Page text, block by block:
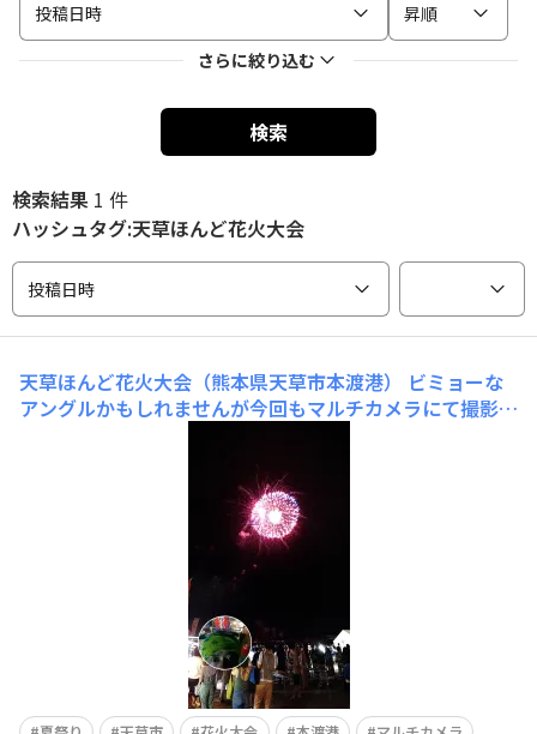
投稿日時
昇順
さらに絞り込む
検索
検索結果 1 件
ハッシュタグ:天草ほんど花火大会
投稿日時
天草ほんど花火大会（熊本県天草市本渡港）
ビミョーな
アングルかもしれませんが今回もマルチカメラにて撮影